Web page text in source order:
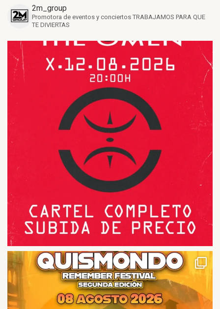
2m_group
Promotora de eventos y conciertos TRABAJAMOS PARA QUE
TE DIVIERTAS